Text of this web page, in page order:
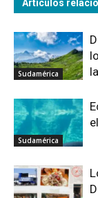
Artículos
Sudamérica
Sudamérica